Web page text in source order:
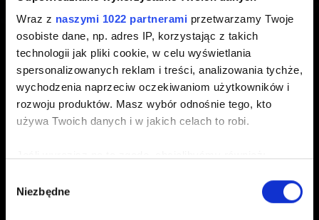
Wraz z naszymi 1022 partnerami przetwarzamy Twoje
osobiste dane, np. adres IP, korzystając z takich
technologii jak pliki cookie, w celu wyświetlania
spersonalizowanych reklam i treści, analizowania tychże,
wychodzenia naprzeciw oczekiwaniom użytkowników i
rozwoju produktów. Masz wybór odnośnie tego, kto
używa Twoich danych i w jakich celach to robi.
geograficznej z dokładnością nawet do kilku metrów
zgody
Niezbędne
przykładowo z klasą prędkości A1 i V30.
Potrzebujesz pomocy?
Skontaktuj się z nami